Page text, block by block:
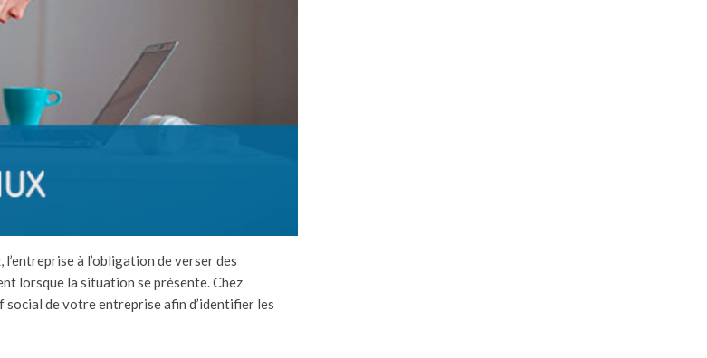
à l’obligation de verser des
lorsque la situation se présente. Chez
social de votre entreprise afin d’identifier les